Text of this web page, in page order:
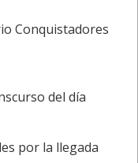
Conquistadores
del día
por la llegada